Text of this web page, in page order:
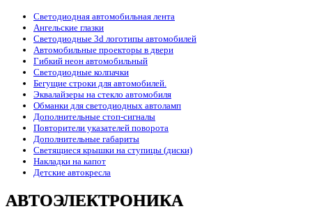
Светодиодная автомобильная лента
Ангельские глазки
Светодиодные 3d логотипы автомобилей
Автомобильные проекторы в двери
Гибкий неон автомобильный
Светодиодные колпачки
Бегущие строки для автомобилей.
Эквалайзеры на стекло автомобиля
Обманки для светодиодных автоламп
Дополнительные стоп-сигналы
Повторители указателей поворота
Дополнительные габариты
Светящиеся крышки на ступицы (диски)
Накладки на капот
Детские автокресла
АВТОЭЛЕКТРОНИКА